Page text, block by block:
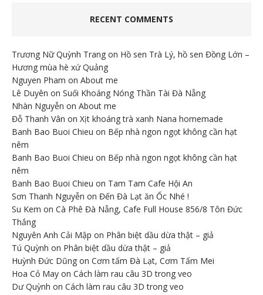
RECENT COMMENTS
Trương Nữ Quỳnh Trang on Hồ sen Trà Lý, hồ sen Đồng Lớn –
Hương mùa hè xứ Quảng
Nguyen Pham on About me
Lê Duyên on Suối Khoáng Nóng Thần Tài Đà Nẵng
Nhàn Nguyễn on About me
Đỗ Thanh Vân on Xịt khoáng trà xanh Nana homemade
Banh Bao Buoi Chieu on Bếp nhà ngon ngọt không cần hạt
nêm
Banh Bao Buoi Chieu on Bếp nhà ngon ngọt không cần hạt
nêm
Banh Bao Buoi Chieu on Tam Tam Cafe Hội An
Sơn Thanh Nguyễn on Đến Đà Lạt ăn Ốc Nhé !
Su Kem on Cà Phê Đà Nẵng, Cafe Full House 856/8 Tôn Đức
Thắng
Nguyên Anh Cải Mập on Phân biệt dầu dừa thật – giả
Tú Quỳnh on Phân biệt dầu dừa thật – giả
Huỳnh Đức Dũng on Cơm tấm Đà Lạt, Cơm Tấm Mei
Hoa Cỏ May on Cách làm rau câu 3D trong veo
Dư Quỳnh on Cách làm rau câu 3D trong veo